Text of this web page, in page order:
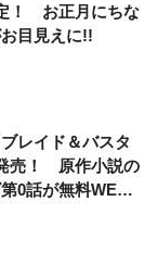
！ お正月にちな
目見えに!!
レイド＆バスタ
売！ 原作小説の
0話が無料WEB